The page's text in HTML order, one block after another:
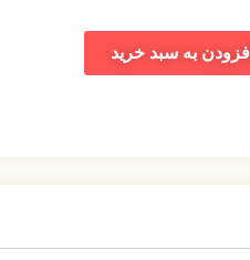
افزودن به سبد خرید